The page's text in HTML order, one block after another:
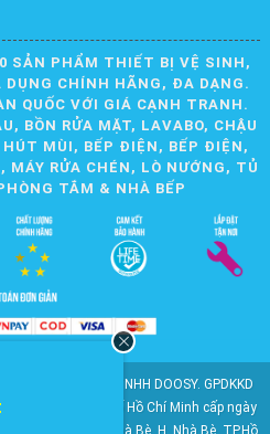
SẢN PHẨM THIẾT BỊ VỆ SINH,
CHÍNH HÃNG, ĐA DẠNG.
QUỐC VỚI GIÁ CẠNH TRANH.
BỒN RỬA MẶT, LAVABO, CHẬU
HÚT MÙI, BẾP ĐIỆN, BẾP ĐIỆN,
MÁY RỬA CHÉN, LÒ NƯỚNG, TỦ
TẮM & NHÀ BẾP
về CÔNG TY TNHH DOOSY. GPDKKD
Đầu tư Thành phố Hồ Chí Minh cấp ngày
Phát, KP6, TT. Nhà Bè, H. Nhà Bè, TP.Hồ